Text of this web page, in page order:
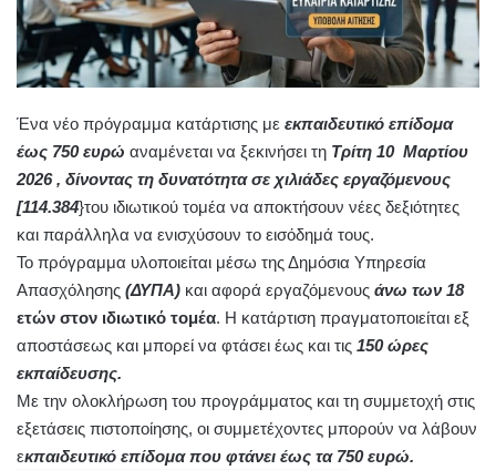
Ένα νέο πρόγραμμα κατάρτισης με εκπαιδευτικό επίδομα
έως 750 ευρώ αναμένεται να ξεκινήσει τη Τρίτη 10 Μαρτίου
2026 , δίνοντας τη δυνατότητα σε χιλιάδες εργαζόμενους
[114.384}του ιδιωτικού τομέα να αποκτήσουν νέες δεξιότητες
και παράλληλα να ενισχύσουν το εισόδημά τους.
Το πρόγραμμα υλοποιείται μέσω της Δημόσια Υπηρεσία
Απασχόλησης (ΔΥΠΑ) και αφορά εργαζόμενους άνω των 18
ετών στον ιδιωτικό τομέα. Η κατάρτιση πραγματοποιείται εξ
αποστάσεως και μπορεί να φτάσει έως και τις 150 ώρες
εκπαίδευσης.
Με την ολοκλήρωση του προγράμματος και τη συμμετοχή στις
εξετάσεις πιστοποίησης, οι συμμετέχοντες μπορούν να λάβουν
εκπαιδευτικό επίδομα που φτάνει έως τα 750 ευρώ.